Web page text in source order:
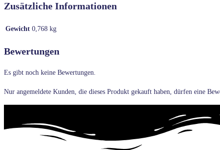
Zusätzliche Informationen
Gewicht 0,768 kg
Bewertungen
Es gibt noch keine Bewertungen.
Nur angemeldete Kunden, die dieses Produkt gekauft haben, dürfen eine